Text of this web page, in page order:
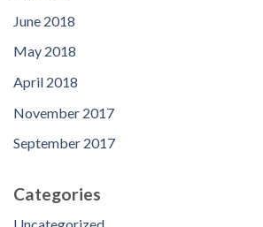
June 2018
May 2018
April 2018
November 2017
September 2017
Categories